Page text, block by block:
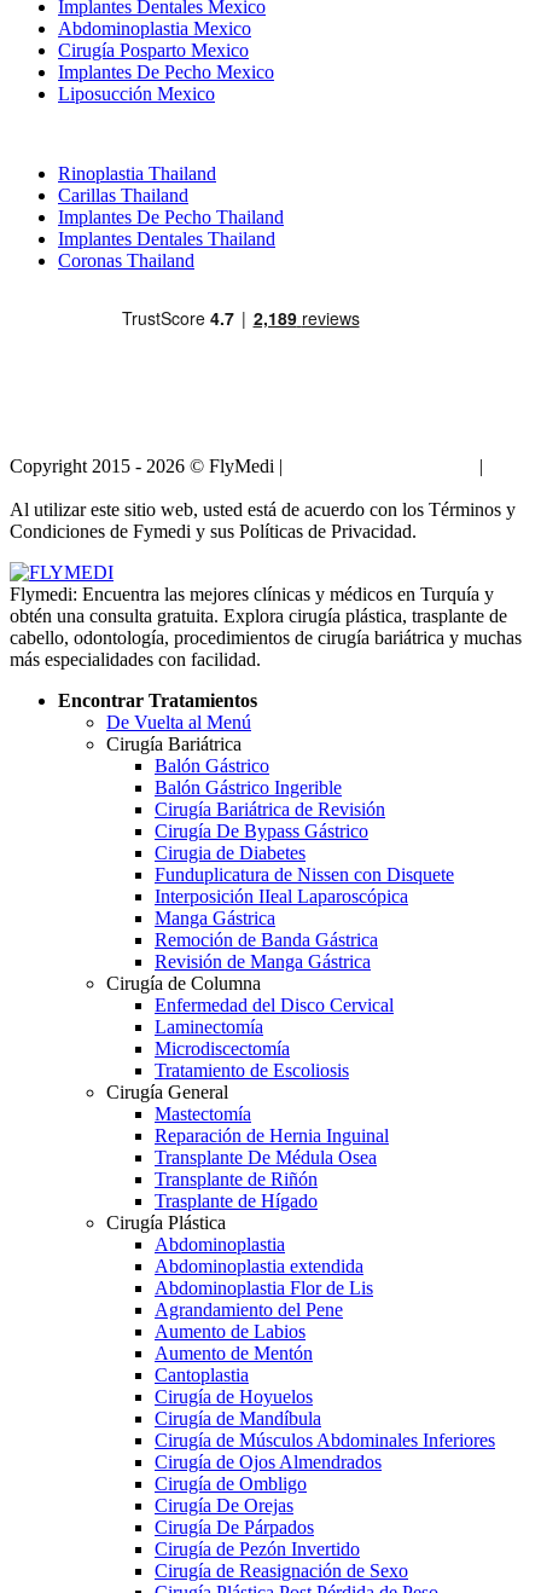
Implantes Dentales Mexico
Abdominoplastia Mexico
Cirugía Posparto Mexico
Implantes De Pecho Mexico
Liposucción Mexico
Rinoplastia Thailand
Carillas Thailand
Implantes De Pecho Thailand
Implantes Dentales Thailand
Coronas Thailand
Copyright 2015 - 2026 © FlyMedi |
|
Al utilizar este sitio web, usted está de acuerdo con los Términos y
Condiciones de Fymedi y sus Políticas de Privacidad.
Flymedi: Encuentra las mejores clínicas y médicos en Turquía y
obtén una consulta gratuita. Explora cirugía plástica, trasplante de
cabello, odontología, procedimientos de cirugía bariátrica y muchas
más especialidades con facilidad.
Encontrar Tratamientos
De Vuelta al Menú
Cirugía Bariátrica
Balón Gástrico
Balón Gástrico Ingerible
Cirugía Bariátrica de Revisión
Cirugía De Bypass Gástrico
Cirugia de Diabetes
Funduplicatura de Nissen con Disquete
Interposición IIeal Laparoscópica
Manga Gástrica
Remoción de Banda Gástrica
Revisión de Manga Gástrica
Cirugía de Columna
Enfermedad del Disco Cervical
Laminectomía
Microdiscectomía
Tratamiento de Escoliosis
Cirugía General
Mastectomía
Reparación de Hernia Inguinal
Transplante De Médula Osea
Transplante de Riñón
Trasplante de Hígado
Cirugía Plástica
Abdominoplastia
Abdominoplastia extendida
Abdominoplastia Flor de Lis
Agrandamiento del Pene
Aumento de Labios
Aumento de Mentón
Cantoplastia
Cirugía de Hoyuelos
Cirugía de Mandíbula
Cirugía de Músculos Abdominales Inferiores
Cirugía de Ojos Almendrados
Cirugía de Ombligo
Cirugía De Orejas
Cirugía De Párpados
Cirugía de Pezón Invertido
Cirugía de Reasignación de Sexo